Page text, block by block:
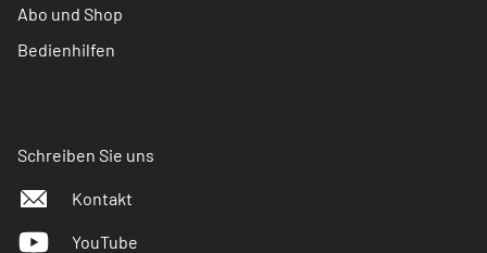
Abo und Shop
Bedienhilfen
Schreiben Sie uns
Kontakt
YouTube